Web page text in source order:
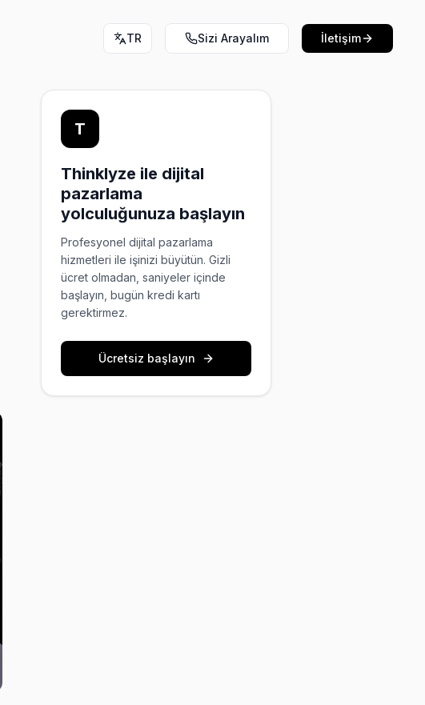
TR Sizi Arayalım İletişim
T
Thinklyze ile dijital
pazarlama
yolculuğunuza başlayın
Profesyonel dijital pazarlama
hizmetleri ile işinizi büyütün. Gizli
ücret olmadan, saniyeler içinde
başlayın, bugün kredi kartı
gerektirmez.
Ücretsiz başlayın